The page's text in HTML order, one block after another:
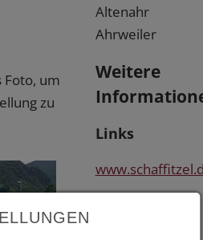
Foto, um
zu
Altenahr
Ahrweiler
Weitere
Links